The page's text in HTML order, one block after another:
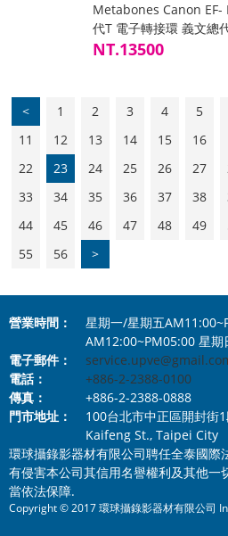
Metabones Canon
代T 電子轉接環 義文總
NT.13500
< 1 2 3 4 5
11
12 13 14 15 16
22
23 24 25 26 27
33
34 35 36 37 38
44
45 46 47 48 49
55
56 >
營業時間：
星期一/星期五
AM12:00~PM05:00 星期
電子郵件：
電話：
+886-2-2388-0100
傳真：
+886-2-2388-0888
門市地址：
100台北市中正區開封街
Kaifeng St., Taipei City
環球攝錄影器材有限公司聘任全泰國際
有侵害本公司其信用名譽權利及其他一
當依法保障.
Copyright © 2017 環球攝錄影器材有限公司